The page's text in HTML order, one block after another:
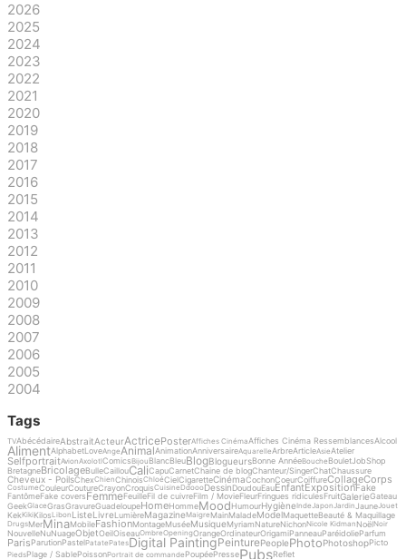
2026
2025
2024
2023
2022
2021
2020
2019
2018
2017
2016
2015
2014
2013
2012
2011
2010
2009
2008
2007
2006
2005
2004
Tags
TVAbécédaireAbstraitActeurActricePosterAffiches CinémaAffiches Cinéma RessemblancesAlcool
AlimentAlphabetLoveAngeAnimalAnimationAnniversaireAquarelleArbreArticleAsieAtelier
SelfportraitAvionAxolotlComicsBijou BlancBleuBlogBlogueursBonne AnnéeBouche BouletJobShop
BretagneBricolageBulleCaillouCaliCapuCarnetChaine de blogChanteur/SingerChatChaussure
Cheveux - PoilsChexChienChinoisChloéCielCigaretteCinémaCochonCoeurCoiffureCollageCorps
CostumeCouleurCoutureCrayonCroquisCuisineDdoooDessinDoudouEauEnfantExpositionFake
FantômeFake coversFemmeFeuilleFil de cuivreFilm / MovieFleurFringues ridiculesFruitGalerieGateau
GeekGlaceGrasGravureGuadeloupeHomeHommeMoodHumourHygièneIndeJaponJardinJauneJouet
KekKikiKilosLibon ListeLivreLumièreMagazineMaigre MainMaladeModelMaquetteBeauté & Maquillage
DrugsMerMinaMobileFashionMontageMuséeMusiqueMyriamNatureNichonNicole Kidman NoëlNoir
NouvelleNuNuageObjetOeilOiseauOmbreOpeningOrangeOrdinateurOrigamiPanneauParéidolieParfum
ParisParutionPastel PatatePatesDigital PaintingPeinturePeoplePhotoPhotoshopPicto
PiedsPlage / SablePoissonPortrait de commande PoupéePressePubsReflet